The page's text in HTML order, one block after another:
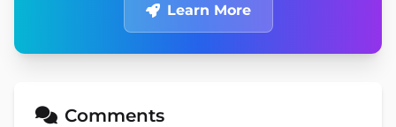
Learn More
Comments